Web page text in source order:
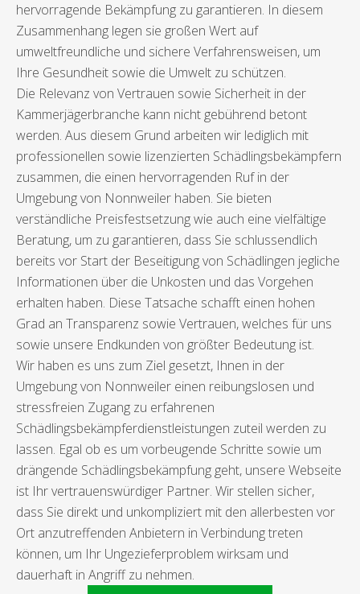
hervorragende Bekämpfung zu garantieren. In diesem
Zusammenhang legen sie großen Wert auf
umweltfreundliche und sichere Verfahrensweisen, um
Ihre Gesundheit sowie die Umwelt zu schützen.
Die Relevanz von Vertrauen sowie Sicherheit in der
Kammerjägerbranche kann nicht gebührend betont
werden. Aus diesem Grund arbeiten wir lediglich mit
professionellen sowie lizenzierten Schädlingsbekämpfern
zusammen, die einen hervorragenden Ruf in der
Umgebung von Nonnweiler haben. Sie bieten
verständliche Preisfestsetzung wie auch eine vielfältige
Beratung, um zu garantieren, dass Sie schlussendlich
bereits vor Start der Beseitigung von Schädlingen jegliche
Informationen über die Unkosten und das Vorgehen
erhalten haben. Diese Tatsache schafft einen hohen
Grad an Transparenz sowie Vertrauen, welches für uns
sowie unsere Endkunden von größter Bedeutung ist.
Wir haben es uns zum Ziel gesetzt, Ihnen in der
Umgebung von Nonnweiler einen reibungslosen und
stressfreien Zugang zu erfahrenen
Schädlingsbekämpferdienstleistungen zuteil werden zu
lassen. Egal ob es um vorbeugende Schritte sowie um
drängende Schädlingsbekämpfung geht, unsere Webseite
ist Ihr vertrauenswürdiger Partner. Wir stellen sicher,
dass Sie direkt und unkompliziert mit den allerbesten vor
Ort anzutreffenden Anbietern in Verbindung treten
können, um Ihr Ungezieferproblem wirksam und
dauerhaft in Angriff zu nehmen.